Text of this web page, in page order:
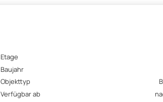
Etage
Baujahr
Objekttyp
Verfügbar ab